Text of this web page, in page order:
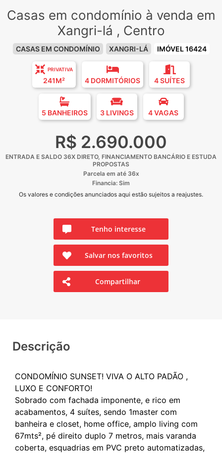
Casas em condomínio à venda em
Xangri-lá , Centro
CASAS EM CONDOMÍNIO XANGRI-LÁ IMÓVEL 16424
PRIVATIVA
241M² 4 DORMITÓRIOS 4 SUÍTES
5 BANHEIROS 3 LIVINGS 4 VAGAS
R$ 2.690.000
ENTRADA E SALDO 36X DIRETO, FINANCIAMENTO BANCÁRIO E ESTUDA
PROPOSTAS
Parcela em até 36x
Financia: Sim
Os valores e condições anunciados aqui estão sujeitos a reajustes.
Tenho interesse
Salvar nos favoritos
Compartilhar
Descrição
CONDOMÍNIO SUNSET! VIVA O ALTO PADÃO ,
LUXO E CONFORTO!
Sobrado com fachada imponente, e rico em
acabamentos, 4 suítes, sendo 1master com
banheira e closet, home office, amplo living com
67mts², pé direito duplo 7 metros, mais varanda
coberta, esquadrias em PVC preto automatizadas,